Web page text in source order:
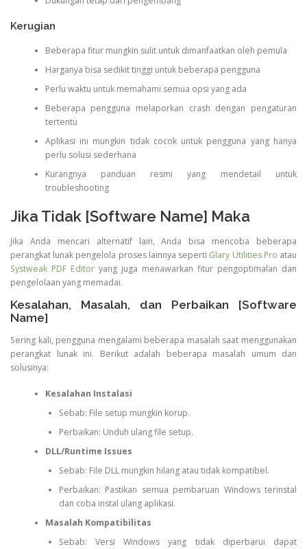
Kerugian
Beberapa fitur mungkin sulit untuk dimanfaatkan oleh pemula
Harganya bisa sedikit tinggi untuk beberapa pengguna
Perlu waktu untuk memahami semua opsi yang ada
Beberapa pengguna melaporkan crash dengan pengaturan
tertentu
Aplikasi ini mungkin tidak cocok untuk pengguna yang hanya
perlu solusi sederhana
Kurangnya panduan resmi yang mendetail untuk
troubleshooting
Jika Tidak [Software Name] Maka
Jika Anda mencari alternatif lain, Anda bisa mencoba beberapa
perangkat lunak pengelola proses lainnya seperti Glary Utilities Pro atau
Systweak PDF Editor yang juga menawarkan fitur pengoptimalan dan
pengelolaan yang memadai.
Kesalahan, Masalah, dan Perbaikan [Software
Name]
Sering kali, pengguna mengalami beberapa masalah saat menggunakan
perangkat lunak ini. Berikut adalah beberapa masalah umum dan
solusinya:
Kesalahan Instalasi
Sebab: File setup mungkin korup.
Perbaikan: Unduh ulang file setup.
DLL/Runtime Issues
Sebab: File DLL mungkin hilang atau tidak kompatibel.
Perbaikan: Pastikan semua pembaruan Windows terinstal
dan coba instal ulang aplikasi.
Masalah Kompatibilitas
Sebab: Versi Windows yang tidak diperbarui dapat